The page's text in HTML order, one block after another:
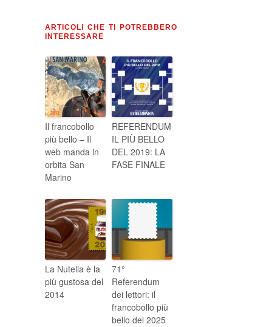
ARTICOLI CHE TI POTREBBERO
INTERESSARE
Il francobollo
più bello – Il
web manda in
orbita San
Marino
REFERENDUM
IL PIÙ BELLO
DEL 2019: LA
FASE FINALE
La Nutella è la
più gustosa del
2014
71°
Referendum
dei lettori: il
francobollo più
bello del 2025